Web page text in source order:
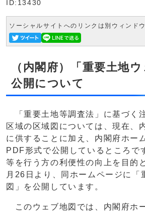
ID:13430
ソーシャルサイトへのリンクは別ウィンド
（内閣府）「重要土地
公開について
「重要土地等調査法」に基づく
区域の区域図については、現在、
に供することに加え、内閣府ホー
PDF形式で公開しているところで
等を行う方の利便性の向上を目的
月26日より、同ホームページに「
図」を公開しています。
このウェブ地図では、内閣府ホ